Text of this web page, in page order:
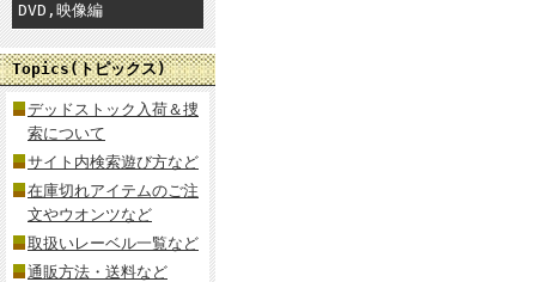
DVD,映像編
Topics(トピックス)
デッドストック入荷＆捜
索について
サイト内検索遊び方など
在庫切れアイテムのご注
文やウオンツなど
取扱いレーベル一覧など
通販方法・送料など